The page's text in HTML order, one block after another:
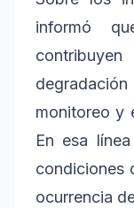
informó
monitoreo y
En esa
condiciones
ocurrencia